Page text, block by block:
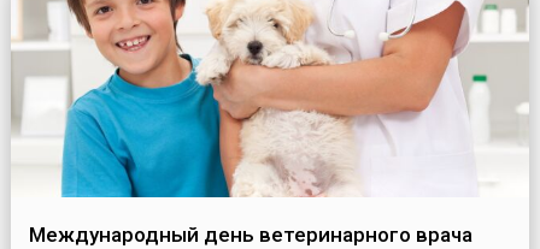
Международный день ветеринарного врача